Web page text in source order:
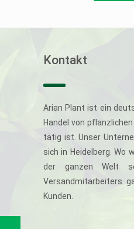
Kontakt
Arian Plant ist ein
Handel von
tätig ist. Unser
sich in Heidelberg. Wo
der ganzen Welt
Versandmitarbeiters
Kunden.